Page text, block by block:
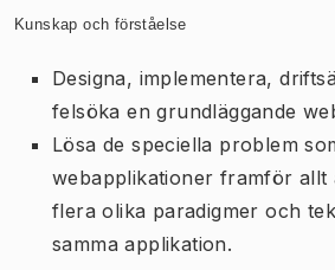
Kunskap och förståelse
Designa, implementera,
felsöka en grundläggande
Lösa de speciella problem
webapplikationer framför allt
flera olika paradigmer och
samma applikation.